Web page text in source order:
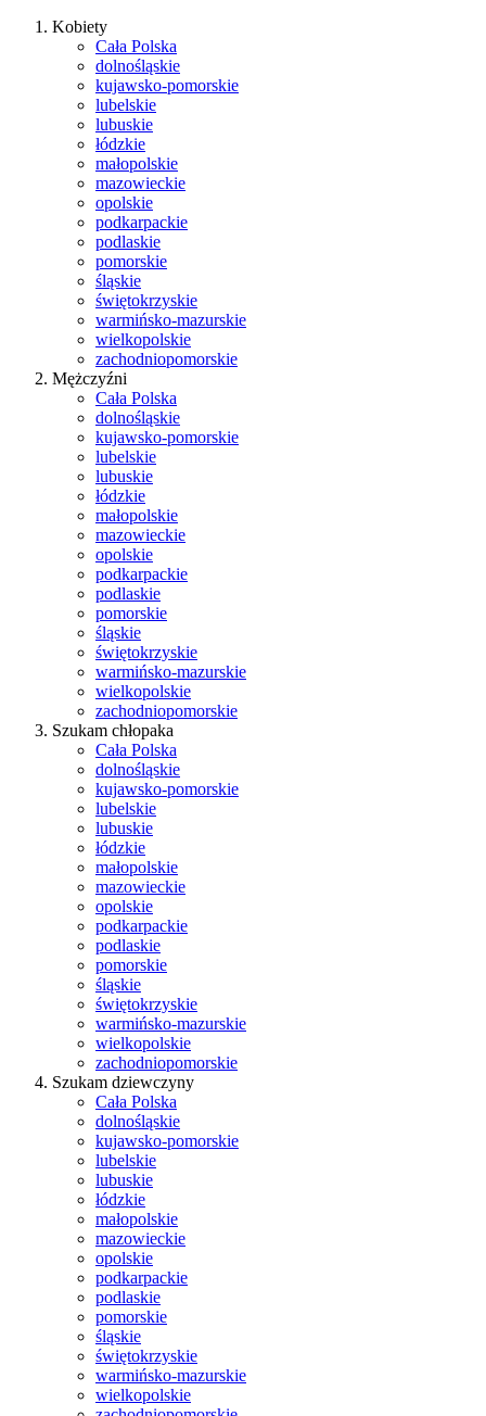
Kobiety
Cała Polska
dolnośląskie
kujawsko-pomorskie
lubelskie
lubuskie
łódzkie
małopolskie
mazowieckie
opolskie
podkarpackie
podlaskie
pomorskie
śląskie
świętokrzyskie
warmińsko-mazurskie
wielkopolskie
zachodniopomorskie
Mężczyźni
Cała Polska
dolnośląskie
kujawsko-pomorskie
lubelskie
lubuskie
łódzkie
małopolskie
mazowieckie
opolskie
podkarpackie
podlaskie
pomorskie
śląskie
świętokrzyskie
warmińsko-mazurskie
wielkopolskie
zachodniopomorskie
Szukam chłopaka
Cała Polska
dolnośląskie
kujawsko-pomorskie
lubelskie
lubuskie
łódzkie
małopolskie
mazowieckie
opolskie
podkarpackie
podlaskie
pomorskie
śląskie
świętokrzyskie
warmińsko-mazurskie
wielkopolskie
zachodniopomorskie
Szukam dziewczyny
Cała Polska
dolnośląskie
kujawsko-pomorskie
lubelskie
lubuskie
łódzkie
małopolskie
mazowieckie
opolskie
podkarpackie
podlaskie
pomorskie
śląskie
świętokrzyskie
warmińsko-mazurskie
wielkopolskie